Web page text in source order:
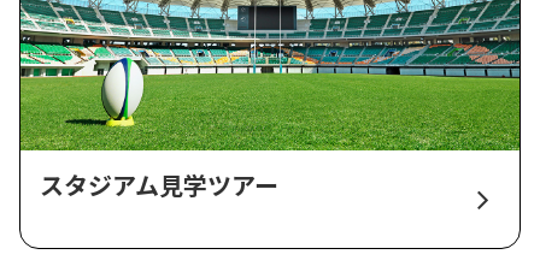
スタジアム見学ツアー